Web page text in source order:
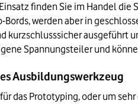
finden Sie im Handel
werden aber in
kurzschlusssicher ausgeführt
Spannungsteiler und
Ausbildungswerkzeug
das Prototyping, oder um